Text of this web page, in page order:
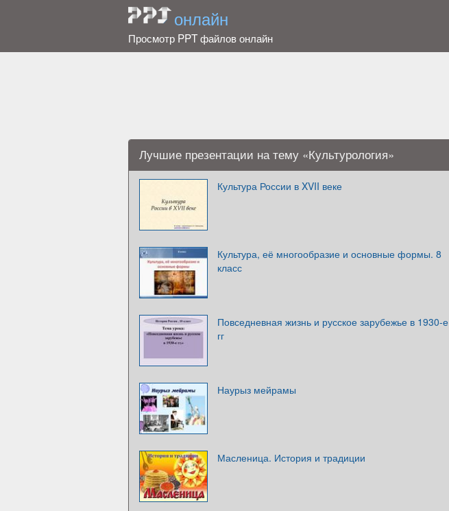
онлайн
Просмотр PPT файлов онлайн
Лучшие презентации на тему «Культурология»
Культура России в XVII веке
Культура, её многообразие и основные формы. 8
класс
Повседневная жизнь и русское зарубежье в 1930-е
гг
Наурыз мейрамы
Масленица. История и традиции